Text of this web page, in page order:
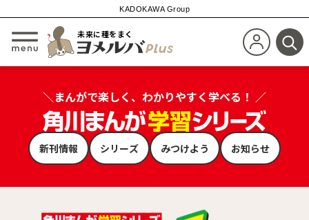
KADOKAWA Group
メニューを開閉する
未来に種をまく
新規会員登
検
＼まんがで楽しく、わかりやすく学べる！ ／
新刊情報 シリーズ みつけよう お知らせ